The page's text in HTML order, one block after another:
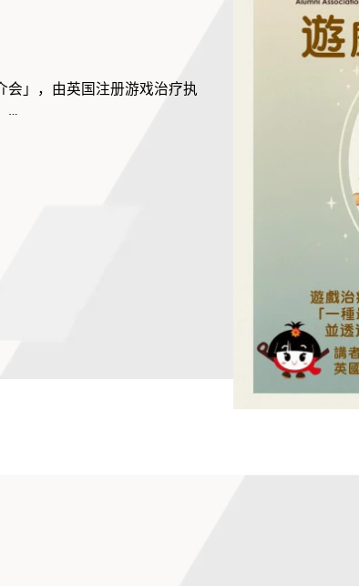
」，由英国注册游戏治疗执